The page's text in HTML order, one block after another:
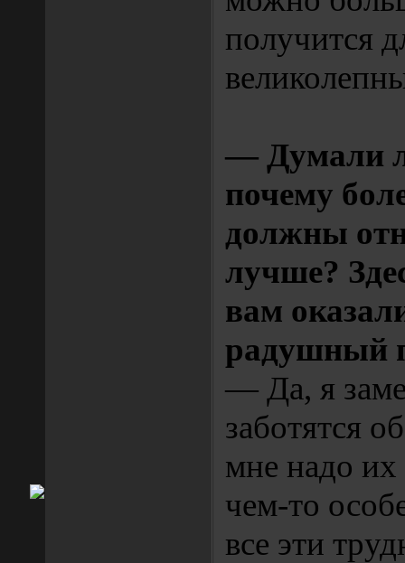
получится
— Думали
почему
должны
лучше?
вам
радушный
— Да, я
заботятся
мне надо их
чем-то
все эти